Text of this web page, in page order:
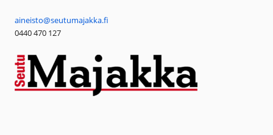
aineisto@seutumajakka.fi
0440 470 127